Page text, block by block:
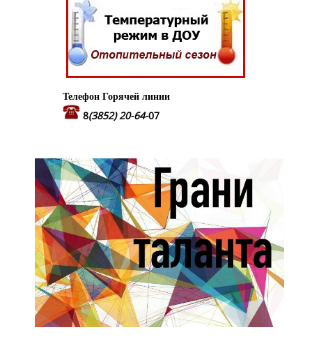
Телефон Горячей линии
8(3852) 20-64-07